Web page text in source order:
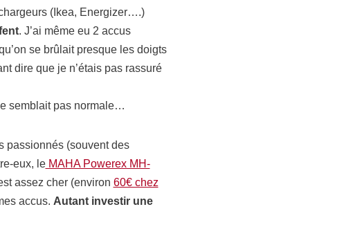
(Ikea, Energizer….)
. J’ai même eu 2 accus
se brûlait presque les doigts
dire que je n’étais pas rassuré
semblait pas normale…
passionnés (souvent des
eux, leMAHA Powerex MH-
assez cher (environ 60€ chez
accus. Autant investir une